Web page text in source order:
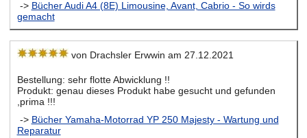
-> Bücher Audi A4 (8E) Limousine, Avant, Cabrio - So wirds
gemacht
von Drachsler Erwwin am 27.12.2021
Bestellung: sehr flotte Abwicklung !!
Produkt: genau dieses Produkt habe gesucht und gefunden
,prima !!!
-> Bücher Yamaha-Motorrad YP 250 Majesty - Wartung und
Reparatur